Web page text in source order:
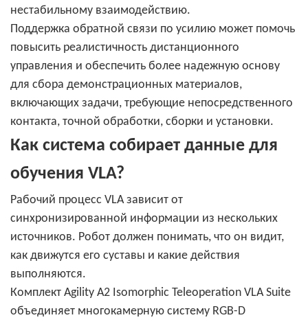
нестабильному взаимодействию.
Поддержка обратной связи по усилию может помочь
повысить реалистичность дистанционного
управления и обеспечить более надежную основу
для сбора демонстрационных материалов,
включающих задачи, требующие непосредственного
контакта, точной обработки, сборки и установки.
Как система собирает данные для
обучения VLA?
Рабочий процесс VLA зависит от
синхронизированной информации из нескольких
источников. Робот должен понимать, что он видит,
как движутся его суставы и какие действия
выполняются.
Комплект Agility A2 Isomorphic Teleoperation VLA Suite
объединяет многокамерную систему RGB-D